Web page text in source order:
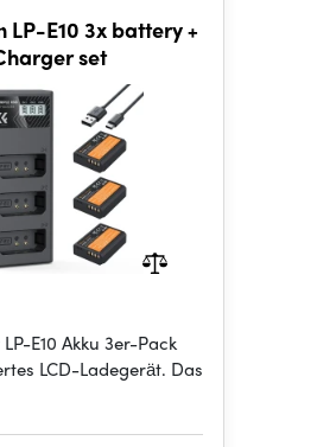
LP-E10 3x battery +
set
E10 Akku 3er-Pack
LCD-Ladegerät. Das